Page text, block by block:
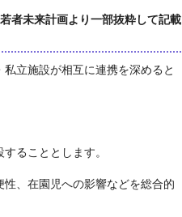
者未来計画より一部抜粋して記載
立施設が相互に連携を深めると
ることとします。
、在園児への影響などを総合的